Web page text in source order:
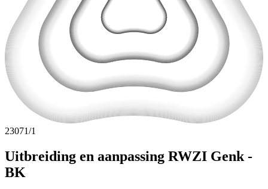
23071/1
Uitbreiding en aanpassing RWZI Genk -
BK